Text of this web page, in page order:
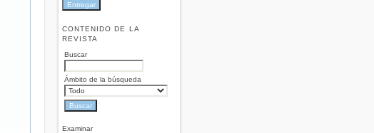
CONTENIDO DE LA
REVISTA
Buscar
Ámbito de la búsqueda
Examinar